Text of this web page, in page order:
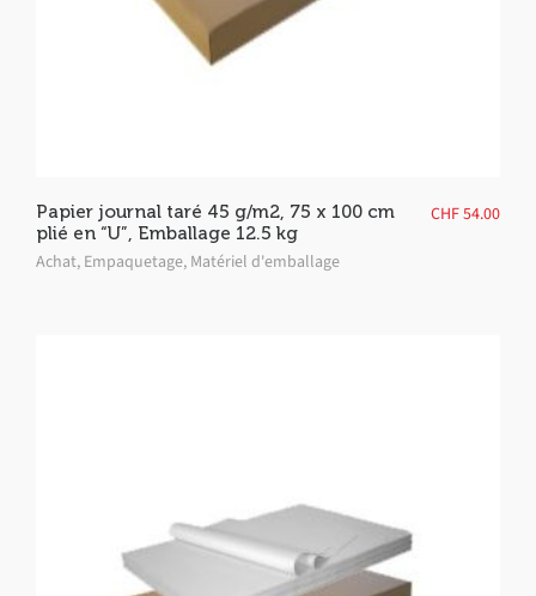
Papier journal taré 45 g/m2, 75 x 100 cm
plié en “U”, Emballage 12.5 kg
Achat, Empaquetage, Matériel d'emballage
CHF54.00